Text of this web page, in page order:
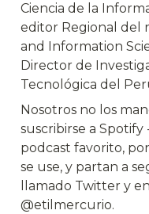
Ciencia de la
editor Regional del
and Information
Director de
Tecnológica del
Nosotros no los
suscribirse a
podcast favorito,
se use, y partan a
llamado Twitter y
@etilmercurio.